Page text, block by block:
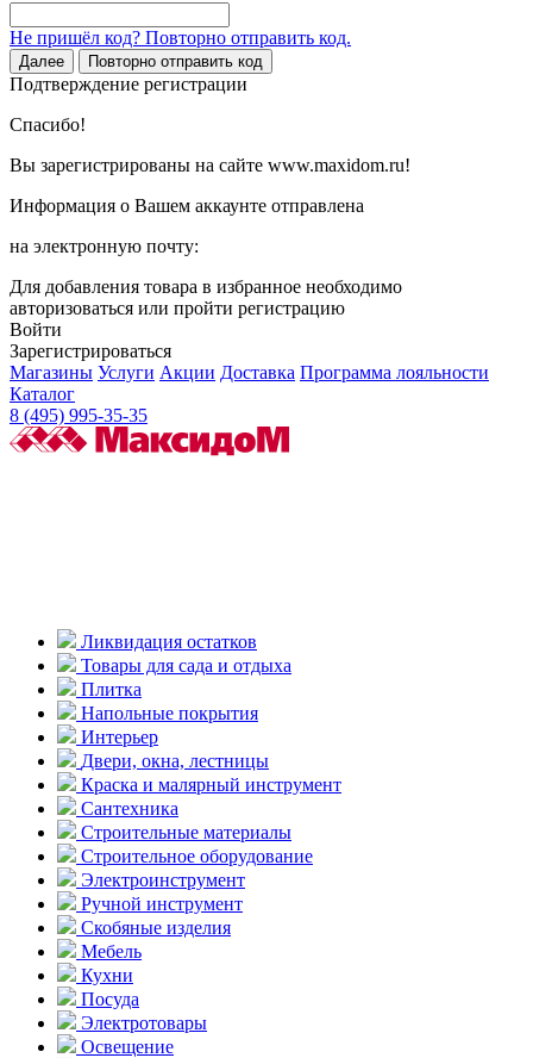
Не пришёл код? Повторно отправить код.
Далее Повторно отправить код
Подтверждение регистрации
Спасибо!
Вы зарегистрированы на сайте www.maxidom.ru!
Информация о Вашем аккаунте отправлена
на электронную почту:
Для добавления товара в избранное необходимо
авторизоваться или пройти регистрацию
Войти
Зарегистрироваться
Магазины Услуги Акции Доставка Программа лояльности
Каталог
8 (495) 995-35-35
Ликвидация остатков
Товары для сада и отдыха
Плитка
Напольные покрытия
Интерьер
Двери, окна, лестницы
Краска и малярный инструмент
Сантехника
Строительные материалы
Строительное оборудование
Электроинструмент
Ручной инструмент
Скобяные изделия
Мебель
Кухни
Посуда
Электротовары
Освещение